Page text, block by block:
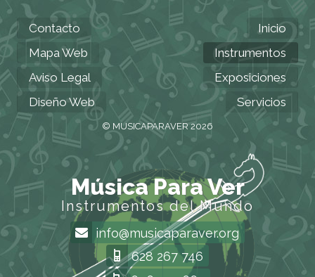
Contacto
Mapa Web
Aviso Legal
Diseño Web
Inicio
Instrumentos
Exposiciones
Servicios
© MUSICAPARAVER 2026
Música Para Ver
Instrumentos del Mundo
info@musicaparaver.org
628 267 746